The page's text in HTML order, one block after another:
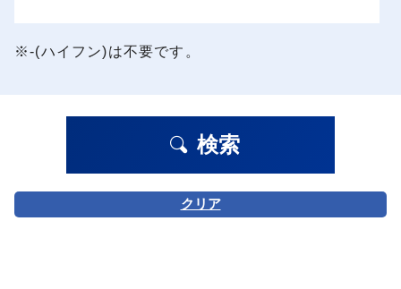
※-(ハイフン)は不要です。
検索
クリア